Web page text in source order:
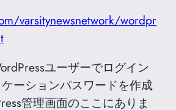
varsitynewsnetwork/wordpr
ユーザーでログイン
ーションパスワードを作成
管理画面のここにありま